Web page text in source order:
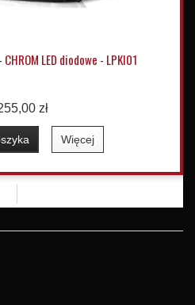
LED diodowe - LPKI01
zł
Więcej